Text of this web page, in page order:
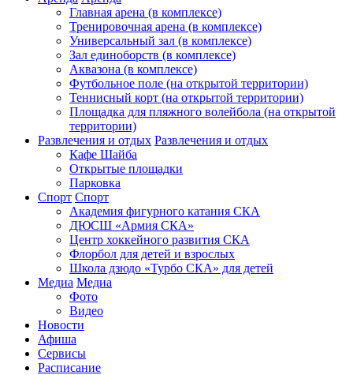
Главная арена (в комплексе)
Тренировочная арена (в комплексе)
Универсальный зал (в комплексе)
Зал единоборств (в комплексе)
Аквазона (в комплексе)
Футбольное поле (на открытой территории)
Теннисный корт (на открытой территории)
Площадка для пляжного волейбола (на открытой
территории)
Развлечения и отдых Развлечения и отдых
Кафе Шайба
Открытые площадки
Парковка
Спорт Спорт
Академия фигурного катания СКА
ДЮСШ «Армия СКА»
Центр хоккейного развития СКА
Флорбол для детей и взрослых
Школа дзюдо «Турбо СКА» для детей
Медиа Медиа
Фото
Видео
Новости
Афиша
Сервисы
Расписание